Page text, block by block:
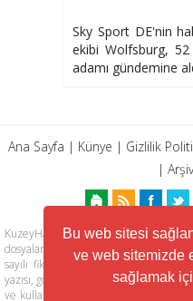
Bu web sitesi
ve web sitemizde
sağlamak
Sky Sport DE'nin
ekibi Wolfsburg, 52
adamı gündemine
Ana Sayfa | Künye | Gizlilik
| Arşiv
KuzeyHaber.com sitesinde yer
dosyaları, animasyonlar, videolar,
sayılı fikir ve sanat eserleri
yazısı, görsel, belge ve bağlantının
ve kullanılması durumunda her türlü